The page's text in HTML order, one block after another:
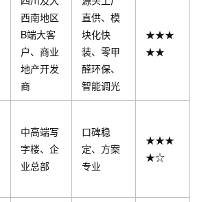
西南地区
B端大客
户、商业
地产开发
商
直供、模
块化快
装、零甲
醛环保、
智能调光
★★★
★★
中高端写
字楼、企
业总部
口碑稳
定、方案
专业
★★★
★☆